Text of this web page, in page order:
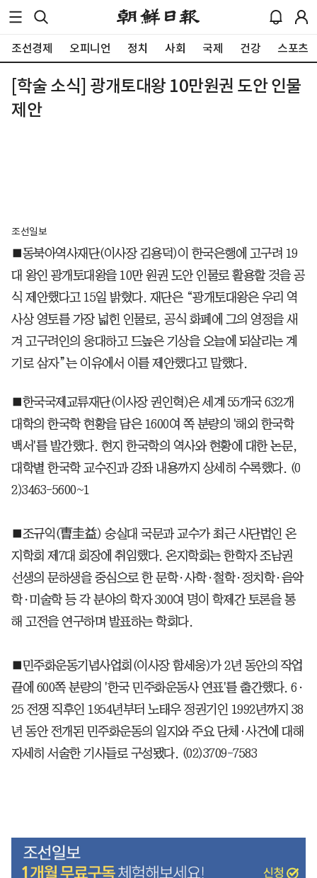
조선경제 오피니언 정치 사회 국제 건강 스포츠
[학술 소식] 광개토대왕 10만원권 도안 인물
제안
조선일보
■동북아역사재단(이사장 김용덕)이 한국은행에 고구려 19
대 왕인 광개토대왕을 10만 원권 도안 인물로 활용할 것을 공
식 제안했다고 15일 밝혔다. 재단은 “광개토대왕은 우리 역
사상 영토를 가장 넓힌 인물로, 공식 화폐에 그의 영정을 새
겨 고구려인의 웅대하고 드높은 기상을 오늘에 되살리는 계
기로 삼자”는 이유에서 이를 제안했다고 말했다.
■한국국제교류재단(이사장 권인혁)은 세계 55개국 632개
대학의 한국학 현황을 담은 1600여 쪽 분량의 '해외 한국학
백서'를 발간했다. 현지 한국학의 역사와 현황에 대한 논문,
대학별 한국학 교수진과 강좌 내용까지 상세히 수록했다. (0
2)3463-5600~1
■조규익(曺圭益) 숭실대 국문과 교수가 최근 사단법인 온
지학회 제7대 회장에 취임했다. 온지학회는 한학자 조남권
선생의 문하생을 중심으로 한 문학·사학·철학·정치학·음악
학·미술학 등 각 분야의 학자 300여 명이 학제간 토론을 통
해 고전을 연구하며 발표하는 학회다.
■민주화운동기념사업회(이사장 함세웅)가 2년 동안의 작업
끝에 600쪽 분량의 '한국 민주화운동사 연표'를 출간했다. 6·
25 전쟁 직후인 1954년부터 노태우 정권기인 1992년까지 38
년 동안 전개된 민주화운동의 일지와 주요 단체·사건에 대해
자세히 서술한 기사들로 구성됐다. (02)3709-7583